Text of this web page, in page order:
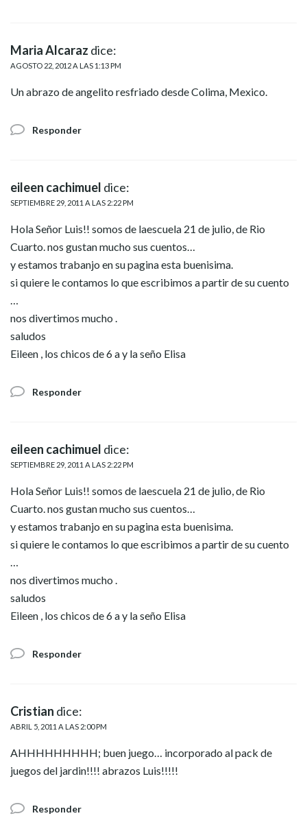
Maria Alcaraz dice:
AGOSTO 22, 2012 A LAS 1:13 PM
Un abrazo de angelito resfriado desde Colima, Mexico.
Responder
eileen cachimuel dice:
SEPTIEMBRE 29, 2011 A LAS 2:22 PM
Hola Señor Luis!! somos de laescuela 21 de julio, de Rio
Cuarto. nos gustan mucho sus cuentos…
y estamos trabanjo en su pagina esta buenisima.
si quiere le contamos lo que escribimos a partir de su cuento
…
nos divertimos mucho .
saludos
Eileen , los chicos de 6 a y la seño Elisa
Responder
eileen cachimuel dice:
SEPTIEMBRE 29, 2011 A LAS 2:22 PM
Hola Señor Luis!! somos de laescuela 21 de julio, de Rio
Cuarto. nos gustan mucho sus cuentos…
y estamos trabanjo en su pagina esta buenisima.
si quiere le contamos lo que escribimos a partir de su cuento
…
nos divertimos mucho .
saludos
Eileen , los chicos de 6 a y la seño Elisa
Responder
Cristian dice:
ABRIL 5, 2011 A LAS 2:00 PM
AHHHHHHHHH; buen juego… incorporado al pack de
juegos del jardin!!!! abrazos Luis!!!!!
Responder